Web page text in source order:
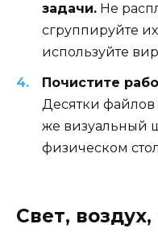
задачи. Не
сгруппируйте
используйте
Почистите
Десятки файлов
же визуальный
физическом
Свет, воздух,